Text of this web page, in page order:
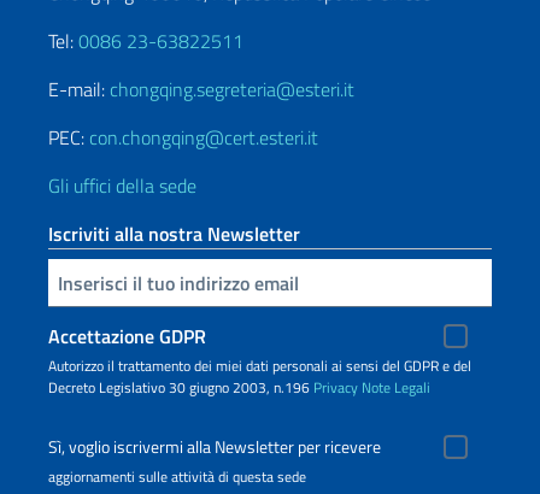
Tel:0086 23-63822511
E-mail: chongqing.segreteria@esteri.it
PEC: con.chongqing@cert.esteri.it
Gli uffici della sede
Iscriviti alla nostra Newsletter
Inserisci la tua email
Accettazione GDPR
Autorizzo il trattamento dei miei dati personali ai sensi del GDPR e del
Decreto Legislativo 30 giugno 2003, n.196 Privacy Note Legali
Sì, voglio iscrivermi alla Newsletter per ricevere
aggiornamenti sulle attività di questa sede